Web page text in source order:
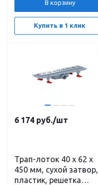
В корзину
Купить в 1 клик
6 174 руб./шт
Трап-лоток 40 х 62 х
450 мм, сухой затвор,
пластик, решетка